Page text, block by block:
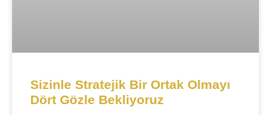
Sizinle Stratejik Bir Ortak Olmayı
Dört Gözle Bekliyoruz